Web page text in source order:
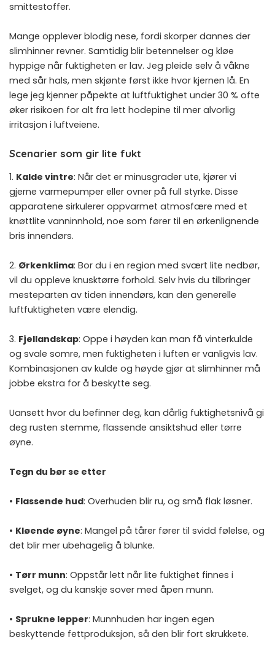
smittestoffer.
Mange opplever blodig nese, fordi skorper dannes der
slimhinner revner. Samtidig blir betennelser og kløe
hyppige når fuktigheten er lav. Jeg pleide selv å våkne
med sår hals, men skjønte først ikke hvor kjernen lå. En
lege jeg kjenner påpekte at luftfuktighet under 30 % ofte
øker risikoen for alt fra lett hodepine til mer alvorlig
irritasjon i luftveiene.
Scenarier som gir lite fukt
1. Kalde vintre: Når det er minusgrader ute, kjører vi
gjerne varmepumper eller ovner på full styrke. Disse
apparatene sirkulerer oppvarmet atmosfære med et
knøttlite vanninnhold, noe som fører til en ørkenlignende
bris innendørs.
2. Ørkenklima: Bor du i en region med svært lite nedbør,
vil du oppleve knusktørre forhold. Selv hvis du tilbringer
mesteparten av tiden innendørs, kan den generelle
luftfuktigheten være elendig.
3. Fjellandskap: Oppe i høyden kan man få vinterkulde
og svale somre, men fuktigheten i luften er vanligvis lav.
Kombinasjonen av kulde og høyde gjør at slimhinner må
jobbe ekstra for å beskytte seg.
Uansett hvor du befinner deg, kan dårlig fuktighetsnivå gi
deg rusten stemme, flassende ansiktshud eller tørre
øyne.
Tegn du bør se etter
• Flassende hud: Overhuden blir ru, og små flak løsner.
• Kløende øyne: Mangel på tårer fører til svidd følelse, og
det blir mer ubehagelig å blunke.
• Tørr munn: Oppstår lett når lite fuktighet finnes i
svelget, og du kanskje sover med åpen munn.
• Sprukne lepper: Munnhuden har ingen egen
beskyttende fettproduksjon, så den blir fort skrukkete.